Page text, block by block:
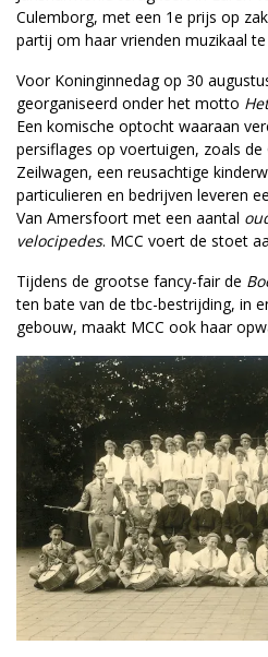
Culemborg, met een 1e prijs op
partij om haar vrienden muzikaal
Voor Koninginnedag op 30
georganiseerd onder het motto
Een komische optocht waaraan
persiflages op voertuigen, zoals
Zeilwagen, een reusachtige
particulieren en bedrijven leveren
Van Amersfoort met een aantal
velocipedes. MCC voert de stoet
Tijdens de grootse fancy-fair de
ten bate van de tbc-bestrijding, in
gebouw, maakt MCC ook haar